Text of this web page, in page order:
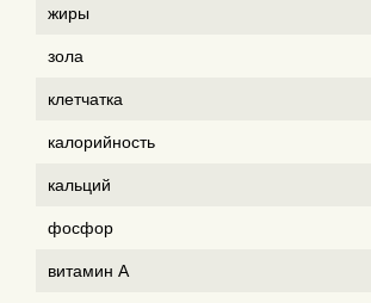
жиры
зола
клетчатка
калорийность
кальций
фосфор
витамин А